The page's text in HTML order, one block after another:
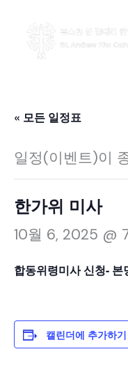
« 모든 일정표
일정(이벤트)이
한가위 미사
10월 6, 2025 @
합동위령미사 신청- 본
캘린더에 추가하기